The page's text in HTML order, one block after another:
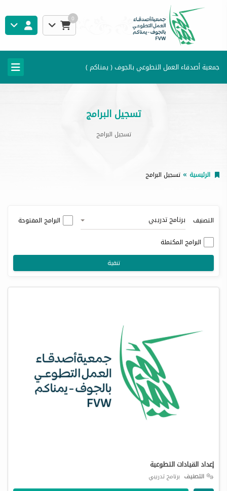
0
جمعية أصدقاء العمل التطوعي بالجوف ( يمناكم )
تسجيل البرامج
تسجيل البرامج
الرئيسية تسجيل البرامج
التصنيف برنامج تدريبي
البرامج المفتوحة
البرامج المكتملة
تنقية
إعداد القيادات التطوعية
التصنيف برنامج تدريبي